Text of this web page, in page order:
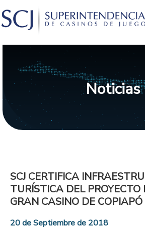
Noticias
SCJ CERTIFICA
TURÍSTICA DEL PROYECTO
GRAN CASINO DE COPIAPÓ
20 de Septiembre de 2018